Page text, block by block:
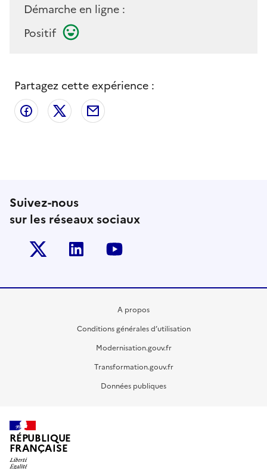
Démarche en ligne :
Positif
Partagez cette expérience :
Partager sur Facebook
Partager sur X
Suivez-nous
sur les réseaux sociaux
Twitter-x Linkedin
A propos
Conditions générales d’utilisation
Modernisation.gouv.fr
Transformation.gouv.fr
Données publiques
RÉPUBLIQUE
FRANÇAISE